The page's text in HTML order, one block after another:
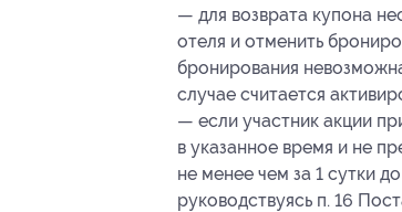
— для возврата купона
отеля и отменить
бронирования
случае считается
— если участник акции
в указанное время и не
не менее чем за 1 сутки
руководствуясь п. 16